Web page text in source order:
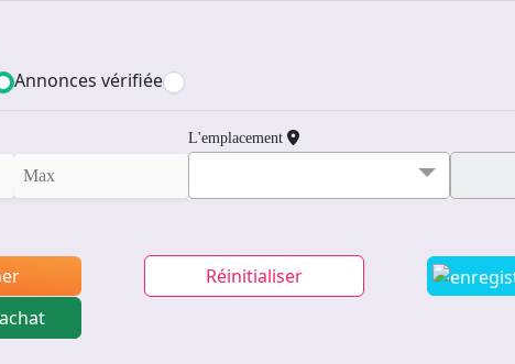
Annonces vérifiée
L'emplacement
Réinitialiser